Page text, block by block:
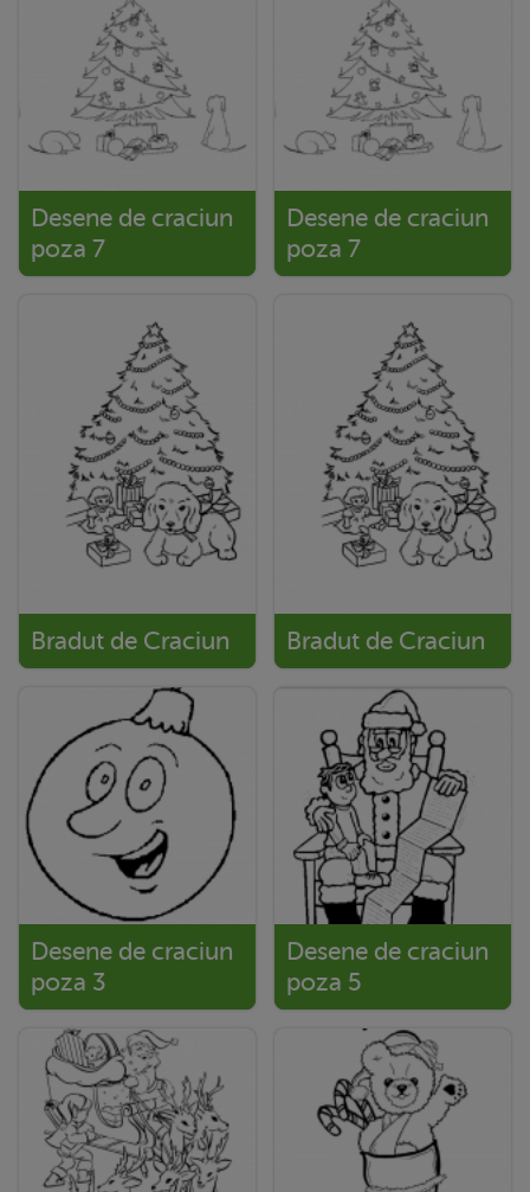
Desene de craciun
poza 7
Desene de craciun
poza 7
Bradut de Craciun Bradut de Craciun
Desene de craciun
poza 3
Desene de craciun
poza 5